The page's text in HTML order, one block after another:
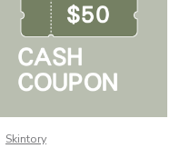
Skintory